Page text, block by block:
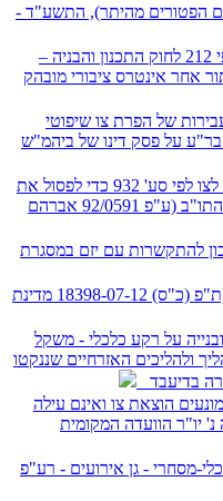
הפטורים מהיתר), התשע"ד -
10.6.14 - צו הריסה ללא הרשעה לפי 212 לחוק התכנון והבניה –
אחר אינטרס ציבורי מובהק
עבירות של הפרת צו שיפוטי
בר"ע על פסק דינו של ביהמ"ש
10.4.14 - אין במתן החלטה בבקשה לצו לפי סע' 932 כדי לפסול את
השופט מלדון בכתב האישום על עבירות התו"ב (ע"פ 92/0591 אברהם
להתקשרות עם יזם במסגרת
קנסות 15 מליון ש"ח בתיק ירקונים (ת"פ (כ"ס) 18398-07-12 מדינת
על רקע כלכלי - משקל
ולהליכים האזרחיים שננקטו
בדיעבד
הוצאת צו ואינם עילה
5552/09, שלאלדה נ' יו"ר הוועדה המקומית
מסחרי - גן אירועים - רע"פ